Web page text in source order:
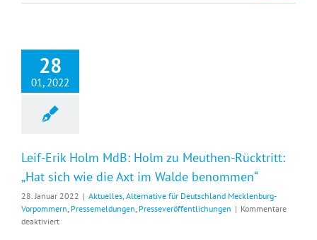
28
01, 2022
Leif-Erik Holm MdB: Holm zu Meuthen-Rücktritt:
„Hat sich wie die Axt im Walde benommen“
28. Januar 2022 | Aktuelles, Alternative für Deutschland Mecklenburg-
Vorpommern, Pressemeldungen, Presseveröffentlichungen | Kommentare
deaktiviertfür